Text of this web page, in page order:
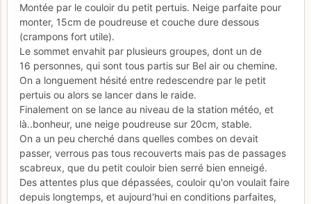
Montée par le couloir du petit pertuis. Neige parfaite pour
monter, 15cm de poudreuse et couche dure dessous
(crampons fort utile).
Le sommet envahit par plusieurs groupes, dont un de
16 personnes, qui sont tous partis sur Bel air ou chemine.
On a longuement hésité entre redescendre par le petit
pertuis ou alors se lancer dans le raide.
Finalement on se lance au niveau de la station météo, et
là..bonheur, une neige poudreuse sur 20cm, stable.
On a un peu cherché dans quelles combes on devait
passer, verrous pas tous recouverts mais pas de passages
scabreux, que du petit couloir bien serré bien enneigé.
Des attentes plus que dépassées, couloir qu'on voulait faire
depuis longtemps, et aujourd'hui en conditions parfaites,